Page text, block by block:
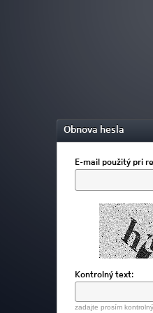
Obnova hesla
E-mail použitý pri
Kontrolný text:
zadajte prosím